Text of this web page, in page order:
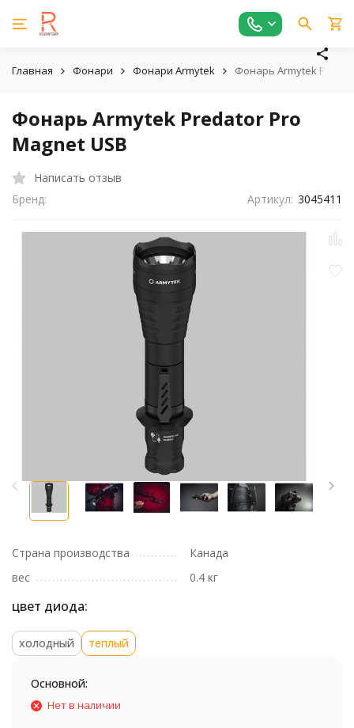
Главная Фонари Фонари Armytek Фонарь Armytek
Фонарь Armytek Predator Pro
Magnet USB
Написать отзыв
Бренд:
Артикул: 3045411
Страна производства
Канада
вес
0.4 кг
цвет диода:
холодный теплый
Основной:
Нет в наличии